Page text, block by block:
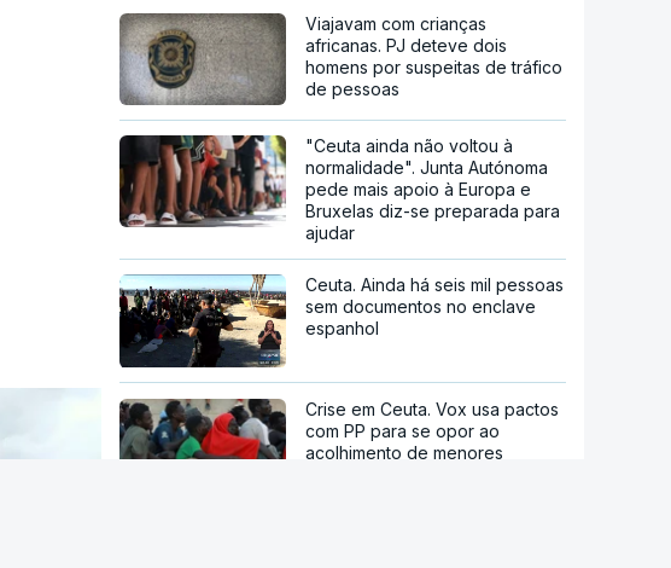
Viajavam com crianças
africanas. PJ deteve dois
homens por suspeitas de tráfico
de pessoas
"Ceuta ainda não voltou à
normalidade". Junta Autónoma
pede mais apoio à Europa e
Bruxelas diz-se preparada para
ajudar
Ceuta. Ainda há seis mil pessoas
sem documentos no enclave
espanhol
Crise em Ceuta. Vox usa pactos
com PP para se opor ao
acolhimento de menores